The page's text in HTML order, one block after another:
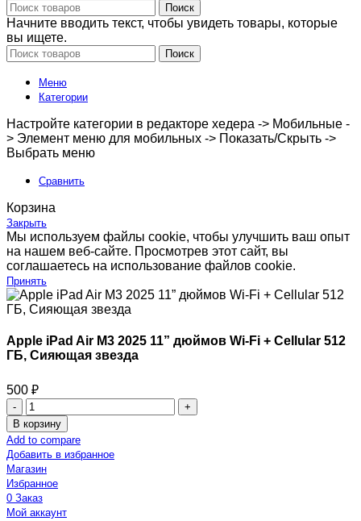
Поиск
Начните вводить текст, чтобы увидеть товары, которые
вы ищете.
Поиск
Меню
Категории
Настройте категории в редакторе хедера -> Мобильные -
> Элемент меню для мобильных -> Показать/Скрыть ->
Выбрать меню
Сравнить
Корзина
Закрыть
Мы используем файлы cookie, чтобы улучшить ваш опыт
на нашем веб-сайте. Просмотрев этот сайт, вы
соглашаетесь на использование файлов cookie.
Принять
Apple iPad Air M3 2025 11” дюймов Wi-Fi + Cellular 512
ГБ, Сияющая звезда
500 ₽
В корзину
Add to compare
Добавить в избранное
Магазин
Избранное
0 Заказ
Мой аккаунт